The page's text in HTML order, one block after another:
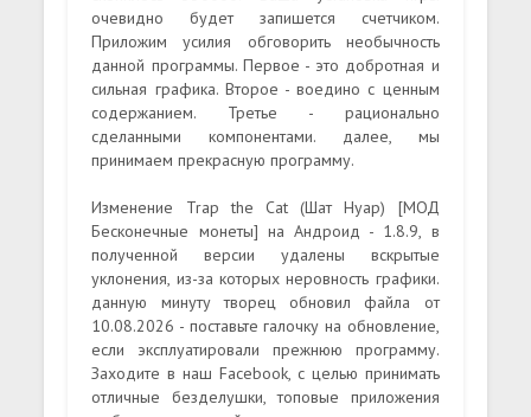
очевидно будет запишется счетчиком.
Приложим усилия обговорить необычность
данной программы. Первое - это добротная и
сильная графика. Второе - воедино с ценным
содержанием. Третье - рационально
сделанными компонентами. далее, мы
принимаем прекрасную программу.
Изменение Trap the Cat (Шат Нуар) [МОД
Бесконечные монеты] на Андроид - 1.8.9, в
полученной версии удалены вскрытые
уклонения, из-за которых неровность графики.
данную минуту творец обновил файла от
10.08.2026 - поставьте галочку на обновление,
если эксплуатировали прежнюю программу.
Заходите в наш Facebook, с целью принимать
отличные безделушки, топовые приложения